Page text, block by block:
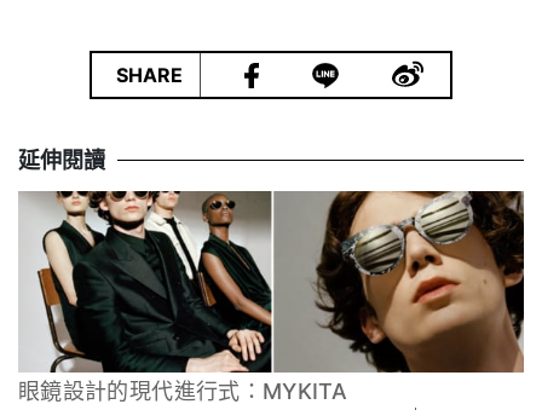
SHARE
延伸閱讀
眼鏡設計的現代進行式：MYKITA